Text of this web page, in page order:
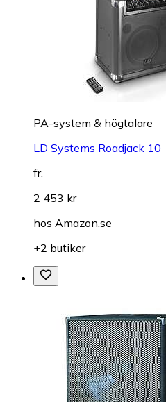
PA-system & högtalare
LD Systems Roadjack 10
fr.
2 453 kr
hos Amazon.se
+2 butiker